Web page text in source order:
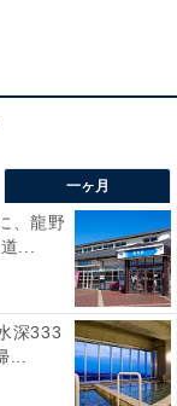
一ヶ月
、龍野
...
深333
...